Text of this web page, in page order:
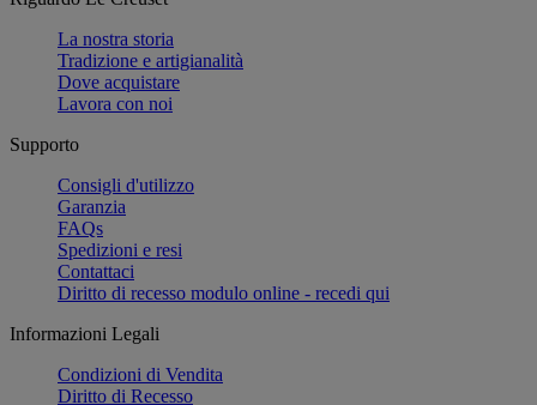
La nostra storia
Tradizione e artigianalità
Dove acquistare
Lavora con noi
Supporto
Consigli d'utilizzo
Garanzia
FAQs
Spedizioni e resi
Contattaci
Diritto di recesso modulo online - recedi qui
Informazioni Legali
Condizioni di Vendita
Diritto di Recesso